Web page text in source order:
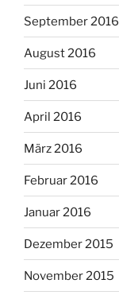
September 2016
August 2016
Juni 2016
April 2016
März 2016
Februar 2016
Januar 2016
Dezember 2015
November 2015